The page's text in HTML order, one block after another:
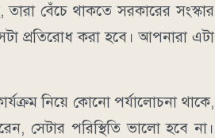
বেঁচে থাকতে সরকারের সংস্কার
প্রতিরোধ করা হবে। আপনারা এটা
নিয়ে কোনো পর্যালোচনা থাকে,
সেটার পরিস্থিতি ভালো হবে না।